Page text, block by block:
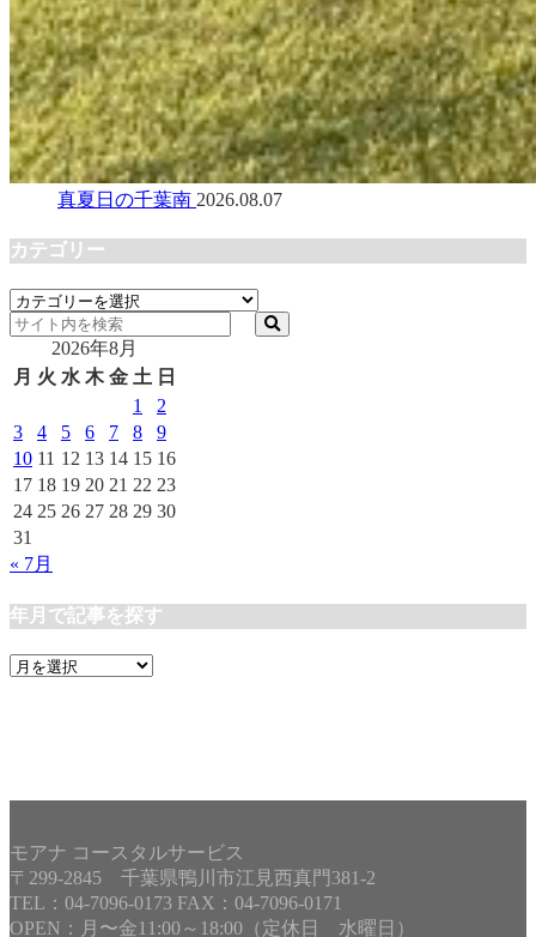
真夏日の千葉南 2026.08.07
カテゴリー
カ
テ
リ
2026年8月
月 火 水 木 金 土 日
1
2
3
4 5 6 7 8
9
10 11 12 13 14 15 16
17 18 19 20 21 22 23
24 25 26 27 28 29 30
31
« 7月
年月で記事を探す
年
モアナ コースタルサービス
〒299-2845 千葉県鴨川市江見西真門381-2
TEL：04-7096-0173 FAX：04-7096-0171
OPEN：月〜金11:00～18:00（定休日 水曜日）